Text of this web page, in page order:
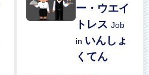
ー・ウエイ
トレスJob
in いんしょ
くてん